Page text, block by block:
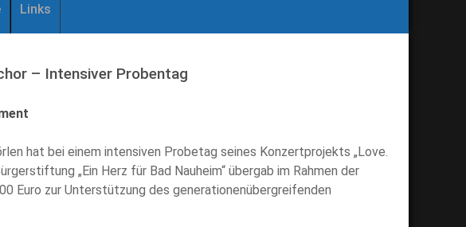
Links
– Intensiver Probentag
hat bei einem intensiven Probetag seines Konzertprojekts „Love.
„Ein Herz für Bad Nauheim“ übergab im Rahmen der
Euro zur Unterstützung des generationenübergreifenden